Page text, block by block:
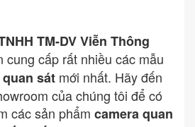
TM-DV Viễn Thông
cung cấp rất nhiều các mẫu
sát mới nhất. Hãy đến
của chúng tôi để có
các sản phẩm camera quan